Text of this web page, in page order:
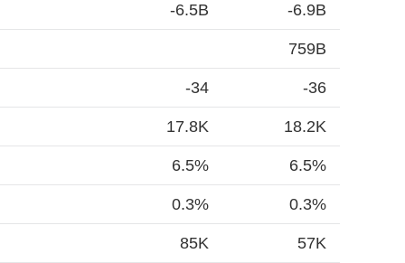
-6.5B -6.9B
759B
-34 -36
17.8K 18.2K
6.5% 6.5%
0.3% 0.3%
85K 57K